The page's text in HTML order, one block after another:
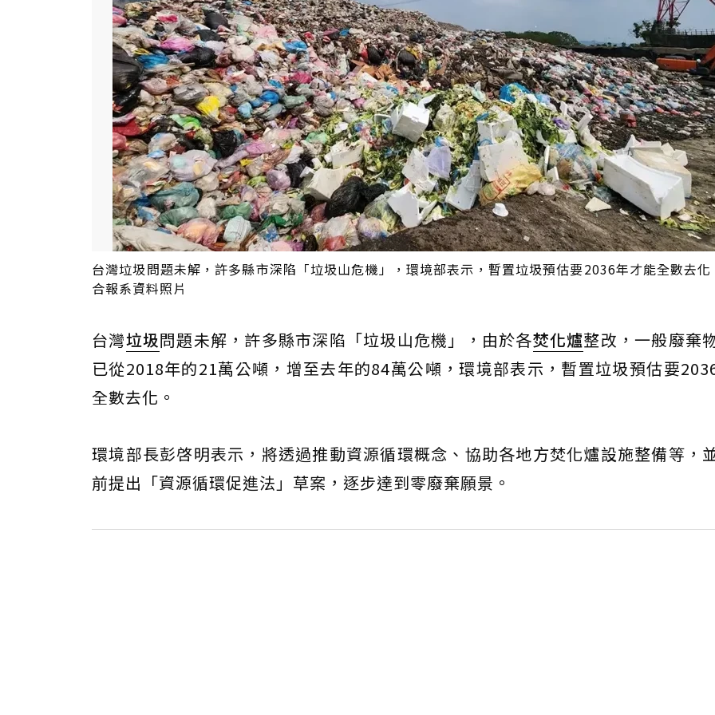
台灣垃圾問題未解，許多縣市深陷「垃圾山危機」，環境部表示，暫置垃圾預估要2036年才能全數去
合報系資料照片
台灣垃圾問題未解，許多縣市深陷「垃圾山危機」，由於各焚化爐整改，一般廢棄
已從2018年的21萬公噸，增至去年的84萬公噸，環境部表示，暫置垃圾預估要
全數去化。
環境部長彭啓明表示，將透過推動資源循環概念、協助各地方焚化爐設施整備等，
前提出「資源循環促進法」草案，逐步達到零廢棄願景。